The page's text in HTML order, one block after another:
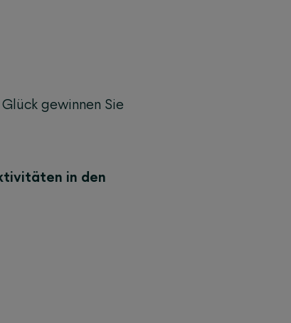
gewinnen Sie
in den